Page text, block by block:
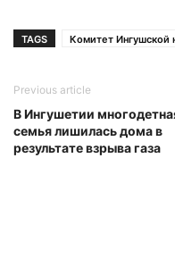
TAGS Комитет Ингушской
Previous article
В Ингушетии
семья лишилась дома в
результате взрыва газа